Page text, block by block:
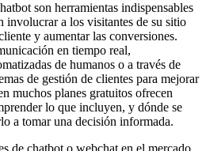
son herramientas indispensables
involucrar a los visitantes de su sitio
y aumentar las conversiones.
en tiempo real,
de humanos o a través de
de gestión de clientes para mejorar
muchos planes gratuitos ofrecen
lo que incluyen, y dónde se
a tomar una decisión informada.